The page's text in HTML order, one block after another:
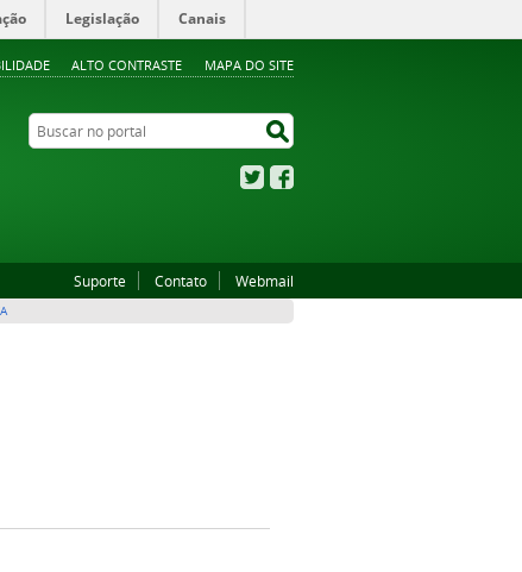
ALTO CONTRASTE MAPA DO SITE
Legislação Canais
Buscar no portal
Twitter
Suporte Contato Webmail